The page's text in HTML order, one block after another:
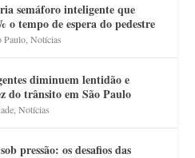
semáforo inteligente que
o tempo de espera do pedestre
Paulo ,Notícias
diminuem lentidão e
do trânsito em São Paulo
,Notícias
pressão: os desafios das